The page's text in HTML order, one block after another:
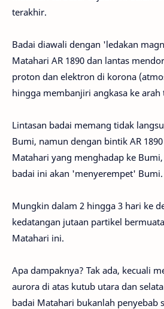
terakhir.
Badai diawali dengan 'ledakan
Matahari AR 1890 dan lantas
proton dan elektron di korona
hingga membanjiri angkasa ke arah
Lintasan badai memang tidak
Bumi, namun dengan bintik AR
Matahari yang menghadap ke
badai ini akan 'menyerempet' Bumi.
Mungkin dalam 2 hingga 3 hari ke
kedatangan jutaan partikel
Matahari ini.
Apa dampaknya? Tak ada, kecuali
aurora di atas kutub utara dan
badai Matahari bukanlah penyebab